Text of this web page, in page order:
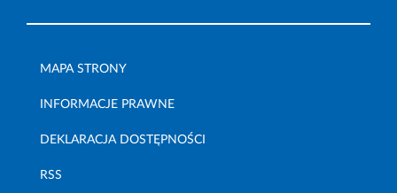
MAPA STRONY
INFORMACJE PRAWNE
DEKLARACJA DOSTĘPNOŚCI
RSS